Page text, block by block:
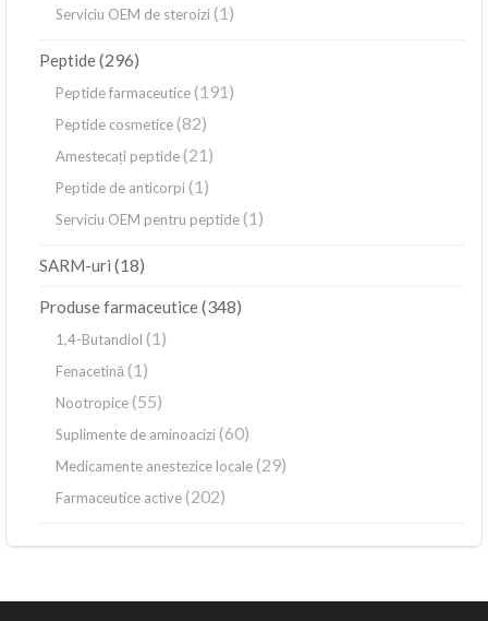
Serviciu OEM de steroizi(1)
Peptide(296)
Peptide farmaceutice(191)
Peptide cosmetice(82)
Amestecați peptide(21)
Peptide de anticorpi(1)
Serviciu OEM pentru peptide(1)
SARM-uri (18)
Produse farmaceutice(348)
1,4-Butandiol (1)
Fenacetină(1)
Nootropice(55)
Suplimente de aminoacizi(60)
Medicamente anestezice locale(29)
Farmaceutice active(202)